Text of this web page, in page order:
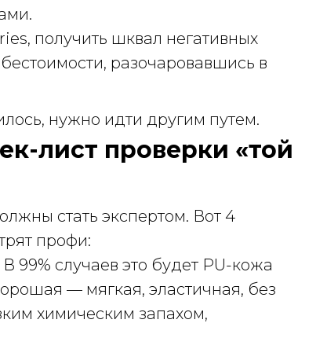
получить шквал негативных
разочаровавшись в
нужно идти другим путем.
лист проверки «той
стать экспертом. Вот 4
профи:
99% случаев это будет PU-кожа
— мягкая, эластичная, без
химическим запахом,